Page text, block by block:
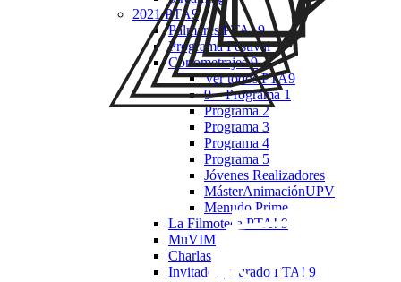
2021 PTA9
Palmarés PTA! 9
Programa Festival
Cortometrajes 9
Ver todos PTA9
9 – Programa 1
Programa 2
Programa 3
Programa 4
Programa 5
Jóvenes Realizadores
MásterAnimaciónUPV
Menudo Prime
La Filmoteca PTA! 9
MuVIM
Charlas
Invitados y jurado PTA! 9